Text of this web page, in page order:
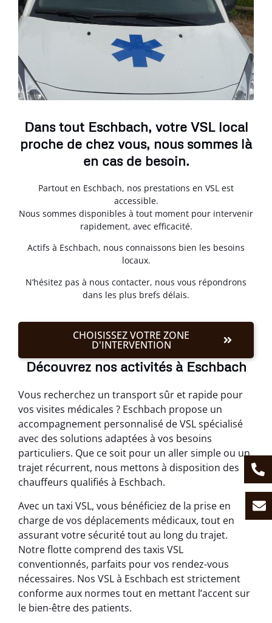
Dans tout Eschbach, votre VSL local
proche de chez vous, nous sommes là
en cas de besoin.
Partout en Eschbach, nos prestations en VSL est
accessible.
Nous sommes disponibles à tout moment pour intervenir
rapidement, avec efficacité.
Actifs à Eschbach, nous connaissons bien les besoins
locaux.
N’hésitez pas à nous contacter, nous vous répondrons
dans les plus brefs délais.
CHOISISSEZ VOTRE ZONE
D'INTERVENTION
Découvrez nos activités à Eschbach
Vous recherchez un transport sûr et rapide pour
vos visites médicales ? Eschbach propose un
accompagnement personnalisé de VSL spécialisé
avec des solutions adaptées à vos besoins
particuliers. Que ce soit pour un aller simple ou un
trajet récurrent, nous mettons à disposition des
chauffeurs qualifiés à Eschbach.
Avec un taxi VSL, vous bénéficiez de la prise en
charge de vos déplacements médicaux, tout en
assurant votre sécurité tout au long du trajet.
Notre flotte comprend des taxis VSL
conventionnés, parfaits pour vos rendez-vous
nécessaires. Nos VSL à Eschbach est strictement
conforme aux normes tout en mettant l’accent sur
le bien-être des patients.